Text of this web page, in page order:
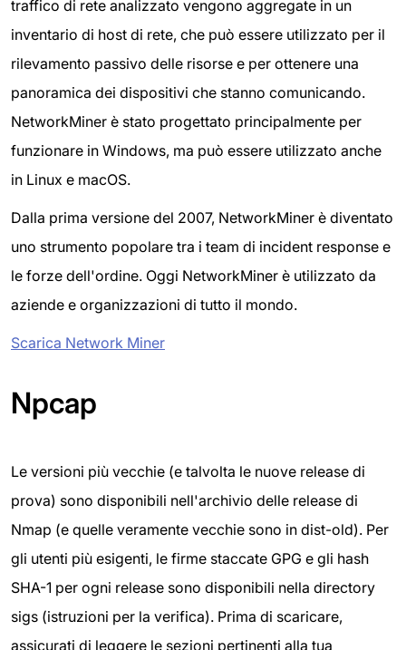
traffico di rete analizzato vengono aggregate in un
inventario di host di rete, che può essere utilizzato per il
rilevamento passivo delle risorse e per ottenere una
panoramica dei dispositivi che stanno comunicando.
NetworkMiner è stato progettato principalmente per
funzionare in Windows, ma può essere utilizzato anche
in Linux e macOS.
Dalla prima versione del 2007, NetworkMiner è diventato
uno strumento popolare tra i team di incident response e
le forze dell'ordine. Oggi NetworkMiner è utilizzato da
aziende e organizzazioni di tutto il mondo.
Scarica Network Miner
Npcap
Le versioni più vecchie (e talvolta le nuove release di
prova) sono disponibili nell'archivio delle release di
Nmap (e quelle veramente vecchie sono in dist-old). Per
gli utenti più esigenti, le firme staccate GPG e gli hash
SHA-1 per ogni release sono disponibili nella directory
sigs (istruzioni per la verifica). Prima di scaricare,
assicurati di leggere le sezioni pertinenti alla tua